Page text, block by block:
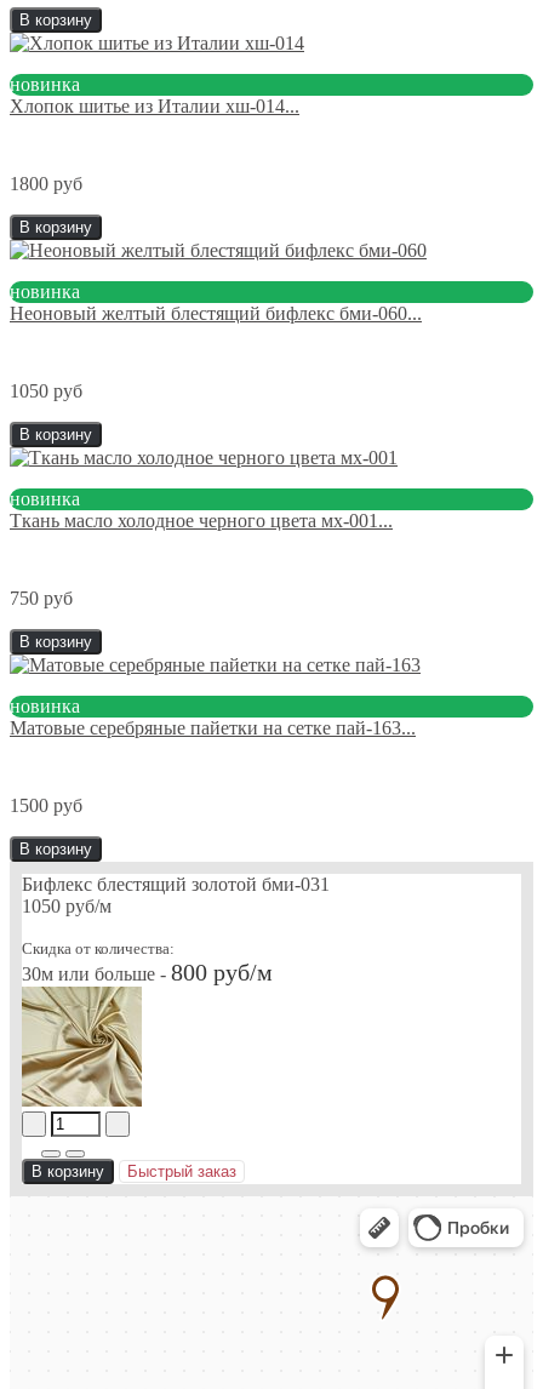
В корзину
новинка
Хлопок шитье из Италии хш-014...
1800 руб
В корзину
новинка
Неоновый желтый блестящий бифлекс бми-060...
1050 руб
В корзину
новинка
Ткань масло холодное черного цвета мх-001...
750 руб
В корзину
новинка
Матовые серебряные пайетки на сетке пай-163...
1500 руб
В корзину
Бифлекс блестящий золотой бми-031
1050 руб/м
Скидка от количества:
30м или больше - 800 руб/м
В корзину Быстрый заказ